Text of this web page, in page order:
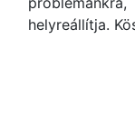
helyreállítja.